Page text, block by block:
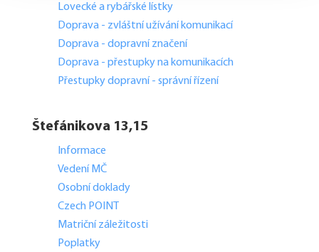
Lovecké a rybářské lístky
Doprava - zvláštní užívání komunikací
Doprava - dopravní značení
Doprava - přestupky na komunikacích
Přestupky dopravní - správní řízení
Štefánikova 13,15
Informace
Vedení MČ
Osobní doklady
Czech POINT
Matriční záležitosti
Poplatky